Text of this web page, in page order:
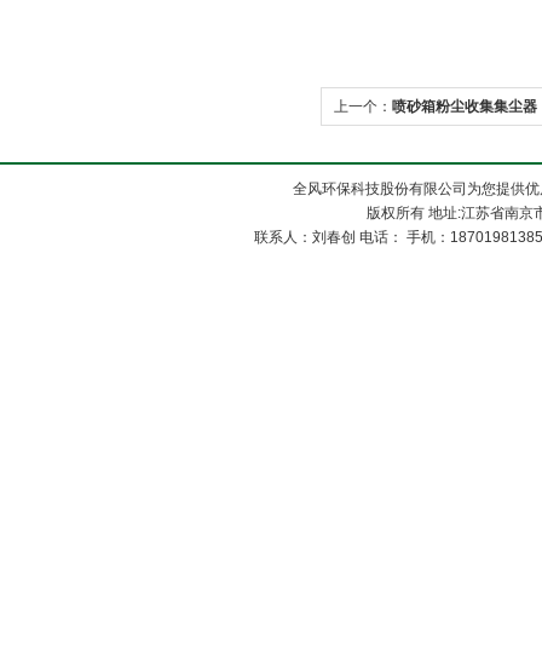
上一个： 喷砂箱粉尘收集集尘器
全风环保科技股份有限公司为您提供
版权所有 地址:江苏省南
联系人：刘春创 电话： 手机：